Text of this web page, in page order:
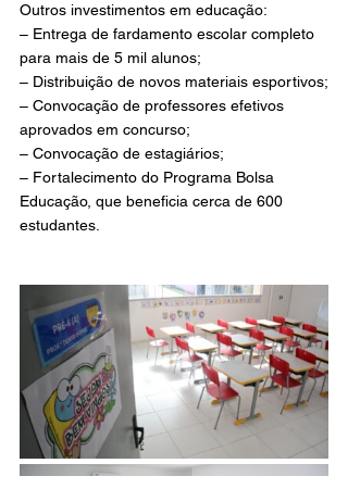
Outros investimentos em educação:
– Entrega de fardamento escolar completo
para mais de 5 mil alunos;
– Distribuição de novos materiais esportivos;
– Convocação de professores efetivos
aprovados em concurso;
– Convocação de estagiários;
– Fortalecimento do Programa Bolsa
Educação, que beneficia cerca de 600
estudantes.